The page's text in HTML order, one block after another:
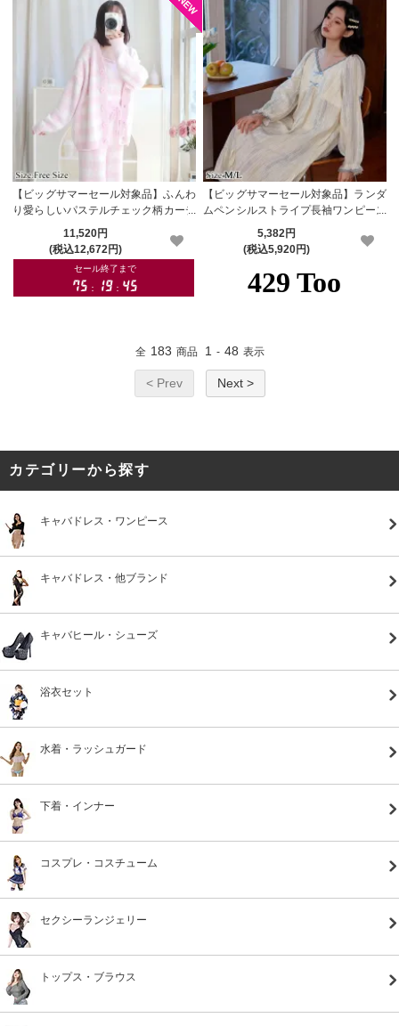
【ビッグサマーセール対象品】ふんわ
り愛らしいパステルチェック柄カーデ
ィガン＆キャミソールルームウェア(R
OOMWEAR)
11,520円
(税込12,672円)
【ビッグサマーセール対象品】ランダ
ムペンシルストライプ長袖ワンピース
パジャマ(PAJAMA)
5,382円
(税込5,920円)
全 183 商品 1 - 48 表示
< Prev Next >
カテゴリーから探す
キャバドレス・ワンピース
キャバドレス・他ブランド
キャバヒール・シューズ
浴衣セット
水着・ラッシュガード
下着・インナー
コスプレ・コスチューム
セクシーランジェリー
トップス・ブラウス